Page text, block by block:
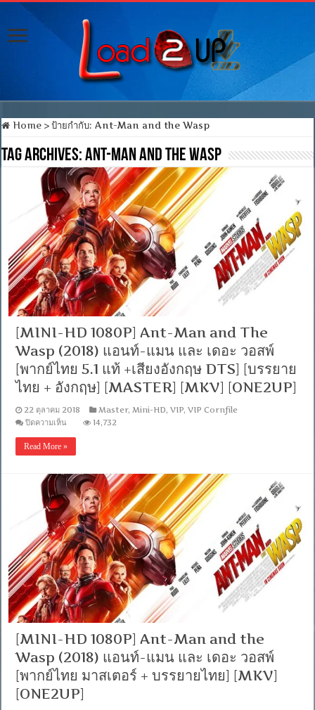
Home > ป้ายกำกับ:Ant-Man and the Wasp
Tag Archives:Ant-Man and the Wasp
[MINI-HD 1080P] Ant-Man and The
Wasp (2018) แอนท์-แมน และ เดอะ วอสพ์
[พากย์ไทย 5.1 แท้ +เสียงอังกฤษ DTS] [บรรยาย
ไทย + อังกฤษ] [MASTER] [MKV] [ONE2UP]
22 ตุลาคม 2018 Master, Mini-HD,VIP,VIP Cornfile
ปิดความเห็น
1080P]
Man
and
The
Wasp
(2018)
แอ
นท์-
แมน
และ
เดอะ
วอ
สพ์
[พากย์
ไทย
5.1
แท้
+เสียง
อังกฤษ
DTS]
[บรรยาย
14,732
Read More »
[MINI-HD 1080P] Ant-Man and the
Wasp (2018) แอนท์-แมน และ เดอะ วอสพ์
[พากย์ไทย มาสเตอร์ + บรรยายไทย] [MKV]
[ONE2UP]